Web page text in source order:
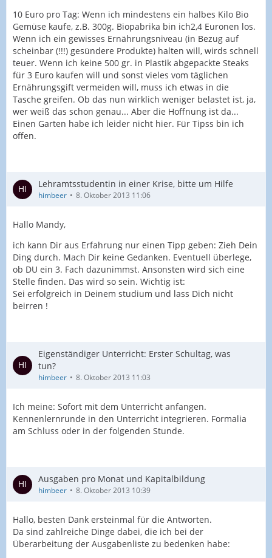
10 Euro pro Tag: Wenn ich mindestens ein halbes Kilo Bio
Gemüse kaufe, z.B. 300g. Biopabrika bin ich2,4 Euronen los.
Wenn ich ein gewisses Ernährungsniveau (in Bezug auf
scheinbar (!!!) gesündere Produkte) halten will, wirds schnell
teuer. Wenn ich keine 500 gr. in Plastik abgepackte Steaks
für 3 Euro kaufen will und sonst vieles vom täglichen
Ernährungsgift vermeiden will, muss ich etwas in die
Tasche greifen. Ob das nun wirklich weniger belastet ist, ja,
wer weiß das schon genau... Aber die Hoffnung ist da...
Einen Garten habe ich leider nicht hier. Für Tipss bin ich
offen.
Lehramtsstudentin in einer Krise, bitte um Hilfe
himbeer 8. Oktober 2013 11:06
Hallo Mandy,
ich kann Dir aus Erfahrung nur einen Tipp geben: Zieh Dein
Ding durch. Mach Dir keine Gedanken. Eventuell überlege,
ob DU ein 3. Fach dazunimmst. Ansonsten wird sich eine
Stelle finden. Das wird so sein. Wichtig ist:
Sei erfolgreich in Deinem studium und lass Dich nicht
beirren !
Eigenständiger Unterricht: Erster Schultag, was
tun?
himbeer 8. Oktober 2013 11:03
Ich meine: Sofort mit dem Unterricht anfangen.
Kennenlernrunde in den Unterricht integrieren. Formalia
am Schluss oder in der folgenden Stunde.
Ausgaben pro Monat und Kapitalbildung
himbeer 8. Oktober 2013 10:39
Hallo, besten Dank ersteinmal für die Antworten.
Da sind zahlreiche Dinge dabei, die ich bei der
Überarbeitung der Ausgabenliste zu bedenken habe: